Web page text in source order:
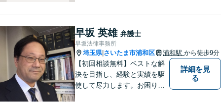
婚・男女問題／親権／遺産・
相続／交通事故のお困りごと
はお任せください！休日・夜
間にも対応可能◎【駐車場あ
り】
早坂 英雄 弁護士
早坂法律事務所
埼玉県| さいたま市浦和区 浦和駅 から徒歩9分
【初回相談無料】ベストな解
決を目指し、経験と実績を駆
使して尽力します。お困りの
詳細を見
る